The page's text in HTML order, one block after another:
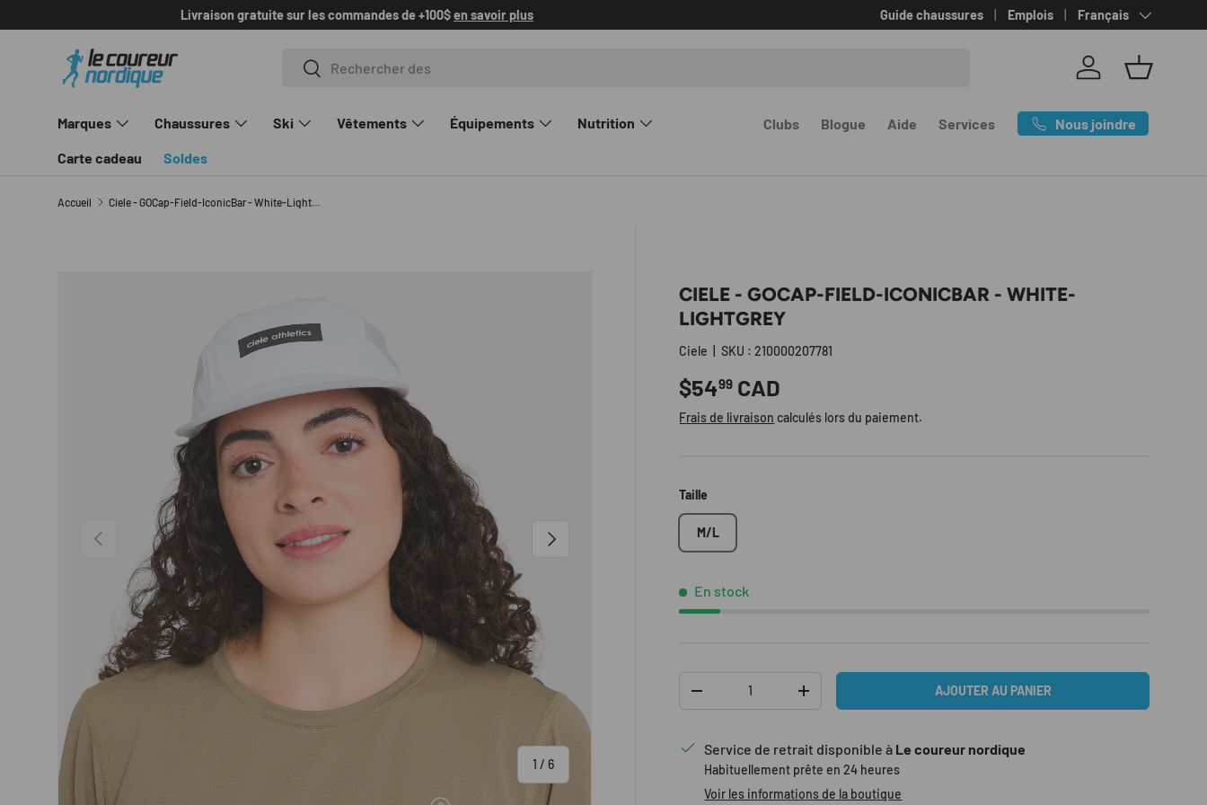
ALLER AU CONTENU
Livraison gratuite sur les commandes de +100$en savoir plus Guide chaussures Emplois Langue
Français
Recherche
Rechercher
Se connecter
Panier
Marques Chaussures Ski Vêtements Équipements Nutrition
Carte cadeau Soldes
Clubs Blogue Aide Services Nous joindre
Accueil Ciele - GOCap-Field-IconicBar - White-LightGrey
PRÉCÉDENT
1 /de
6
SUIVANT
CIELE - GOCAP-FIELD-ICONICBAR - WHITE-
LIGHTGREY
Ciele |SKU : 210000207781
Prix habituel
$5499 CAD
Frais de livraison calculés lors du paiement.
Taille
M/L
En stock
DIMINUER LA QUANTITÉAUGMENTER LA QUANTITÉAJOUTER AU PANIER
Service de retrait disponible à Le coureur nordique
Habituellement prête en 24 heures
Voir les informations de la boutique